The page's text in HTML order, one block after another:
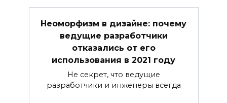
Неоморфизм в дизайне: почему
ведущие разработчики
отказались от его
использования в 2021 году
Не секрет, что ведущие
разработчики и инженеры всегда